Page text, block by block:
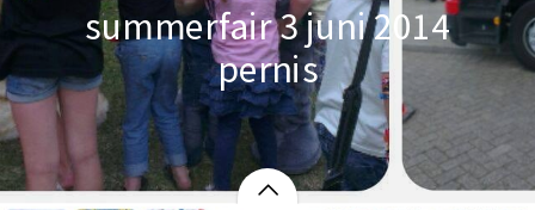
summerfair 3 juni 2014
pernis